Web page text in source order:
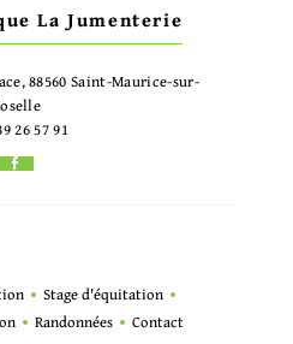
La Jumenterie
88560 Saint-Maurice-sur-
26 57 91
Stage d'équitation
Randonnées Contact